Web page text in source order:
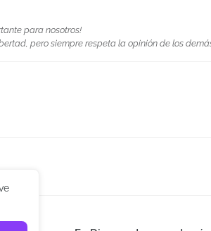
para nosotros!
pero siempre respeta la opinión de los